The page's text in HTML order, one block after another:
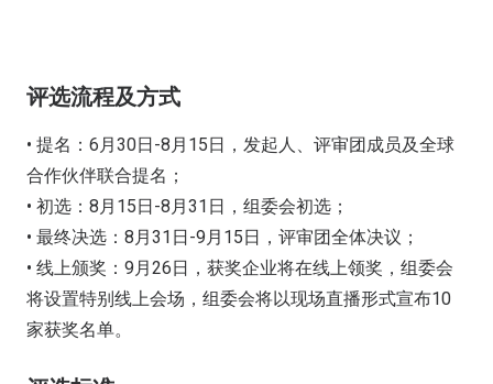
评选流程及方式
• 提名：6月30日-8月15日，发起人、评审团成员及全球
合作伙伴联合提名；
• 初选：8月15日-8月31日，组委会初选；
• 最终决选：8月31日-9月15日，评审团全体决议；
• 线上颁奖：9月26日，获奖企业将在线上领奖，组委会
将设置特别线上会场，组委会将以现场直播形式宣布10
家获奖名单。